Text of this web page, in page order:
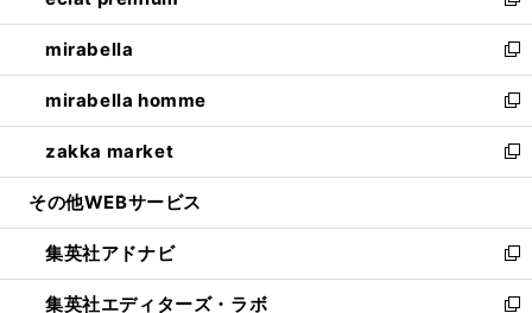
開
く
ウ
で
開
く
ン
ド
ウ
で
開
く
ウ
ィ
ン
ド
ウ
で
開
し
い
ウ
ィ
ン
ド
ウ
開
く
mirabella
新
し
い
ウ
ィ
ン
ウ
で
開
く
mirabella homme
新
し
い
ウ
ン
ド
ウ
で
zakka market
新
し
ウ
ィ
ン
ド
その他WEBサービス
集英社アドナビ
新
し
い
集英社エディターズ・ラボ